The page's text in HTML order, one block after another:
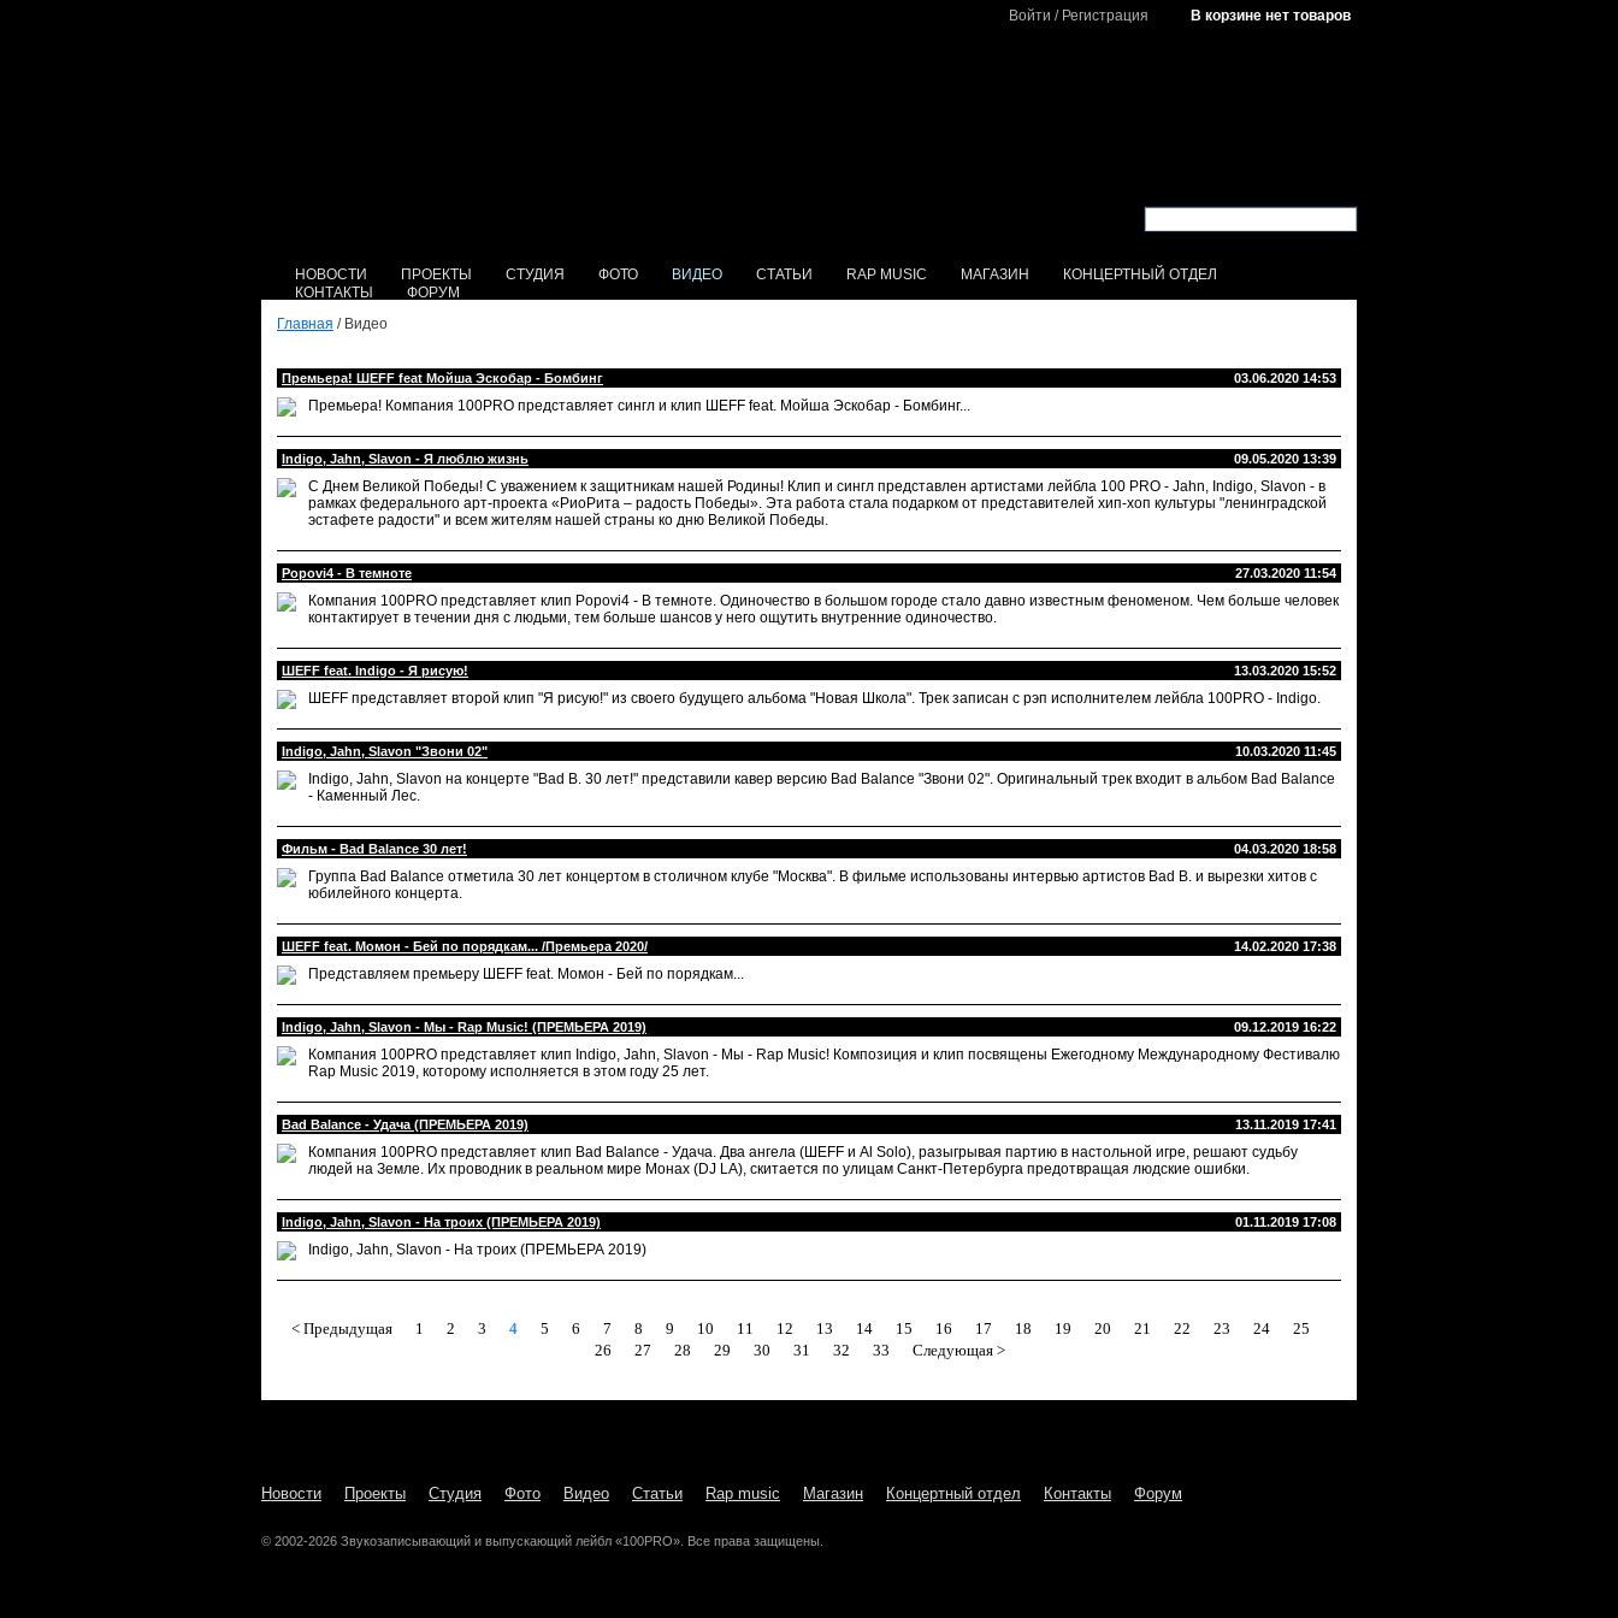
Войти / Регистрация В корзине нет товаров
НОВОСТИ ПРОЕКТЫ СТУДИЯ ФОТО ВИДЕО СТАТЬИ RAP MUSIC МАГАЗИН
КОНЦЕРТНЫЙ ОТДЕЛ
КОНТАКТЫ
ФОРУМ
Главная / Видео
03.06.2020 14:53
Премьера! ШЕFF feat Мойша Эскобар - Бомбинг
Премьера! Компания 100PRO представляет сингл и клип ШЕFF feat. Мойша Эскобар - Бомбинг...
09.05.2020 13:39
Indigo, Jahn, Slavon - Я люблю жизнь
С Днем Великой Победы! С уважением к защитникам нашей Родины! Клип и сингл представлен артистами лейбла 100 PRO - Jahn, Indigo, Slavon - в
рамках федерального арт-проекта «РиоРита – радость Победы». Эта работа стала подарком от представителей хип-хоп культуры "ленинградской
эстафете радости" и всем жителям нашей страны ко дню Великой Победы.
27.03.2020 11:54
Popovi4 - В темноте
Компания 100PRO представляет клип Popovi4 - В темноте. Одиночество в большом городе стало давно известным феноменом. Чем больше человек
контактирует в течении дня с людьми, тем больше шансов у него ощутить внутренние одиночество.
13.03.2020 15:52
ШЕFF feat. Indigo - Я рисую!
ШЕFF представляет второй клип "Я рисую!" из своего будущего альбома "Новая Школа". Трек записан с рэп исполнителем лейбла 100PRO - Indigo.
10.03.2020 11:45
Indigo, Jahn, Slavon "Звони 02"
Indigo, Jahn, Slavon на концерте "Bad B. 30 лет!" представили кавер версию Bad Balance "Звони 02". Оригинальный трек входит в альбом Bad Balance
- Каменный Лес.
04.03.2020 18:58
Фильм - Bad Balance 30 лет!
Группа Bad Balance отметила 30 лет концертом в столичном клубе "Москва". В фильме использованы интервью артистов Bad B. и вырезки хитов с
юбилейного концерта.
14.02.2020 17:38
ШЕFF feat. Момон - Бей по порядкам... /Премьера 2020/
Представляем премьеру ШЕFF feat. Момон - Бей по порядкам...
09.12.2019 16:22
Indigo, Jahn, Slavon - Мы - Rap Music! (ПРЕМЬЕРА 2019)
Компания 100PRO представляет клип Indigo, Jahn, Slavon - Мы - Rap Music! Композиция и клип посвящены Ежегодному Международному Фестивалю
Rap Music 2019, которому исполняется в этом году 25 лет.
13.11.2019 17:41
Bad Balance - Удача (ПРЕМЬЕРА 2019)
Компания 100PRO представляет клип Bad Balance - Удача. Два ангела (ШЕFF и Al Solo), разыгрывая партию в настольной игре, решают судьбу
людей на Земле. Их проводник в реальном мире Монах (DJ LA), скитается по улицам Санкт-Петербурга предотвращая людские ошибки.
01.11.2019 17:08
Indigo, Jahn, Slavon - На троих (ПРЕМЬЕРА 2019)
Indigo, Jahn, Slavon - На троих (ПРЕМЬЕРА 2019)
< Предыдущая 1 2 3 4 5 6 7 8 9 10 11 12 13 14 15 16 17 18 19 20 21 22 23 24
25
26
27 28 29 30 31 32 33 Следующая >
Новости Проекты Студия Фото Видео Статьи Rap music Магазин Концертный отдел Контакты Форум
© 2002-2026 Звукозаписывающий и выпускающий лейбл «100PRO». Все права защищены.